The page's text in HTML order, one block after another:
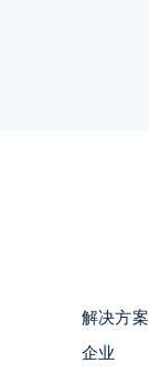
解决方案
企业